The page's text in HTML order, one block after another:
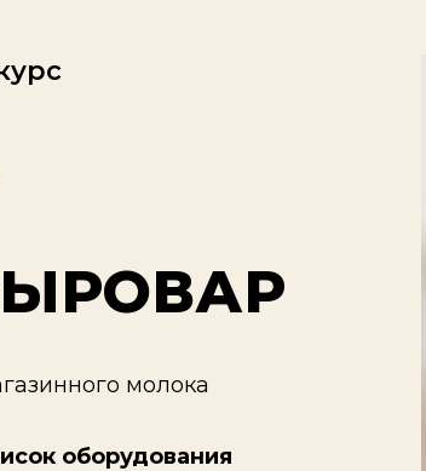
молока
оборудования